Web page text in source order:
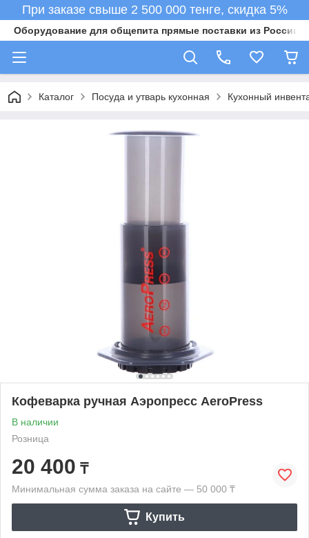
При заказе свыше 2 500 000 тенге, скидка 5%
Оборудование для общепита прямые поставки из России в
Каталог Посуда и утварь кухонная Кухонный
Кофеварка ручная Аэропресс AeroPress
В наличии
Розница
20 400 ₸
Минимальная сумма заказа на сайте — 50 000 ₸
Купить